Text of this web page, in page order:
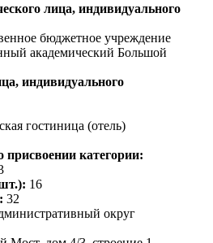
лица, индивидуального
бюджетное учреждение
академический Большой
индивидуального
гостиница (отель)
присвоении категории:
16
32
округ